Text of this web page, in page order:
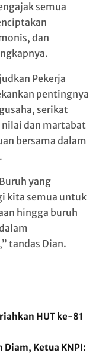
semua
dan
Pekerja
pentingnya
serikat
nilai dan martabat
bersama dalam
yang
kita semua untuk
hingga buruh
tandas Dian.
HUT ke-81
Ketua KNPI: